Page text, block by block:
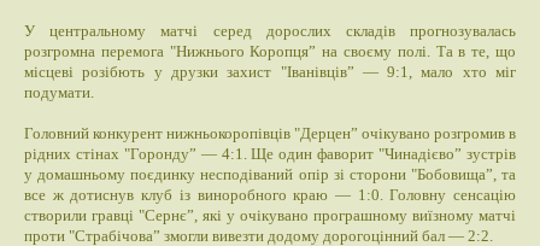
У центральному матчі серед дорослих складів прогнозувалась
розгромна перемога "Нижнього Коропця” на своєму полі. Та в те, що
місцеві розібють у друзки захист "Іванівців” — 9:1, мало хто міг
подумати.
Головний конкурент нижньокоропівців "Дерцен” очікувано розгромив в
рідних стінах "Горонду” — 4:1. Ще один фаворит "Чинадієво” зустрів
у домашньому поєдинку несподіваний опір зі сторони "Бобовища”, та
все ж дотиснув клуб із виноробного краю — 1:0. Головну сенсацію
створили гравці "Сернє”, які у очікувано програшному виїзному матчі
проти "Страбічова” змогли вивезти додому дорогоцінний бал — 2:2.